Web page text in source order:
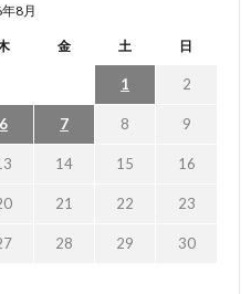
8月
金 土 日
1 2
6 7 8 9
14 15 16
21 22 23
28 29 30